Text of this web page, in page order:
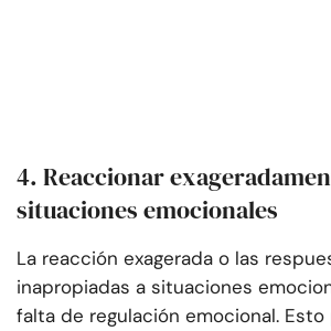
4. Reaccionar
situaciones emocionales
La reacción exagerada o las
inapropiadas a situaciones
falta de regulación emocional. Esto